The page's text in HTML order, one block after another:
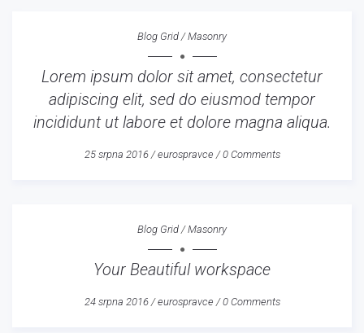
Blog Grid /Masonry
Lorem ipsum dolor sit amet, consectetur
adipiscing elit, sed do eiusmod tempor
incididunt ut labore et dolore magna aliqua.
25 srpna 2016/eurospravce /0 Comments
Blog Grid /Masonry
Your Beautiful workspace
24 srpna 2016/eurospravce /0 Comments